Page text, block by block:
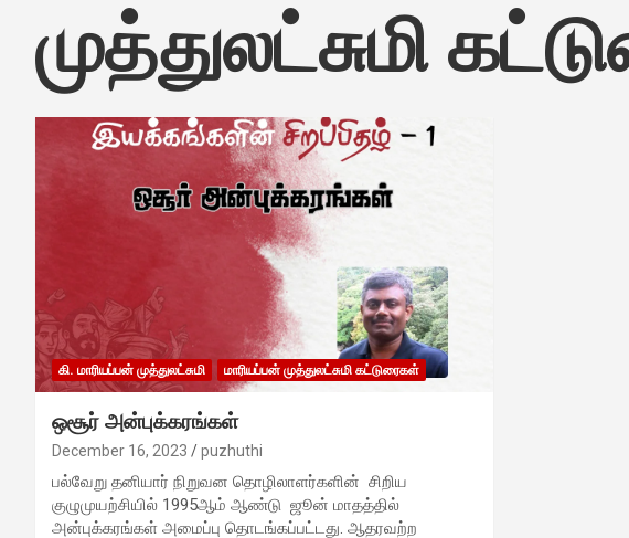
முத்துலட்சுமி
கி. மாரியப்பன் முத்துலட்சுமி மாரியப்பன் முத்துலட்சுமி கட்டுரைகள்
ஒசூர் அன்புக்கரங்கள்
December 16, 2023 puzhuthi
பல்வேறு தனியார் நிறுவன தொழிலாளர்களின் சிறிய
குழுமுயற்சியில் 1995ஆம் ஆண்டு ஜூன் மாதத்தில்
அன்புக்கரங்கள் அமைப்பு தொடங்கப்பட்டது. ஆதரவற்ற